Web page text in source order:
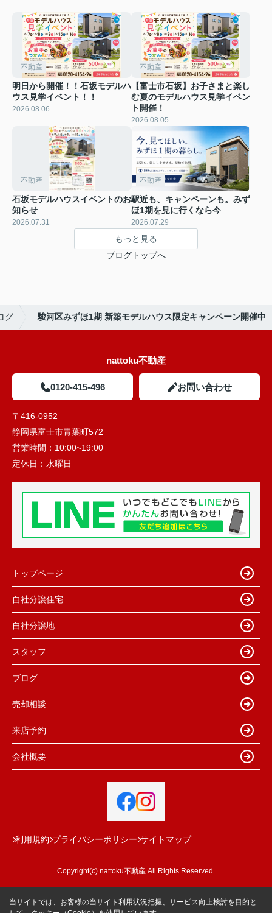
不動産
明日から開催！！石坂モデルハ
ウス見学イベント！！
2026.08.06
不動産
【富士市石坂】お子さまと楽し
む夏のモデルハウス見学イベン
ト開催！
2026.08.05
不動産
石坂モデルハウスイベントのお
知らせ
2026.07.31
不動産
駅近も、キャンペーンも。みず
ほ1期を見に行くなら今
2026.07.29
もっと見る
ブログトップへ
グ 駿河区みずほ1期 新築モデルハウス限定キャンペーン開催中
nattoku不動産
0120-415-496 お問い合わせ
〒416-0952
静岡県富士市青葉町572
営業時間： 10:00~19:00
定休日： 水曜日
トップページ
自社分譲住宅
自社分譲地
スタッフ
ブログ
売却相談
来店予約
会社概要
利用規約 プライバシーポリシー サイトマップ
Copyright(c) nattoku不動産 All Rights Reserved.
当サイトでは、お客様の当サイト利用状況把握、サービス向上検討を目的と